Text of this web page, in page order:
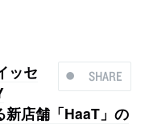
SHARE
ッセ
新店舗「HaaT」の